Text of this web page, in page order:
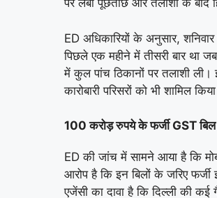
पर लंबी पूछताछ और तलाशी के बाद
ED अधिकारियों के अनुसार,
पिछले एक महीने में तीसरी बार था
में कुल पांच ठिकानों पर तलाशी ली।
कारोबारी परिसरों को भी शामिल
100 करोड़ रुपये के फर्जी GST
ED की जांच में सामने आया है कि
आरोप है कि इन बिलों के जरिए
एजेंसी का दावा है कि दिल्ली की